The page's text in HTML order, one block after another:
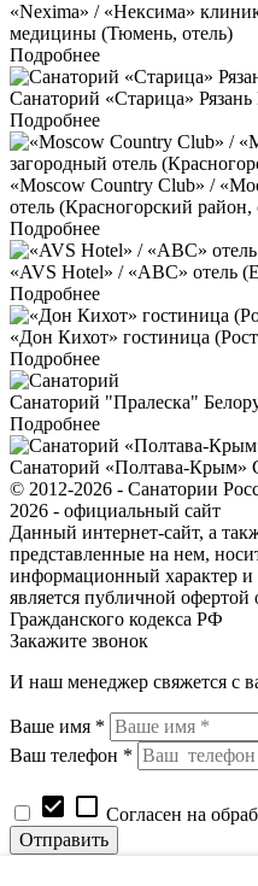
«Nexima» / «Нексима»
медицины (Тюмень, отель)
Подробнее
Санаторий «Старица» Рязань
Подробнее
«Moscow Country Club» /
отель (Красногорский район,
Подробнее
«AVS Hotel» / «АВС» отель
Подробнее
«Дон Кихот» гостиница
Подробнее
Санаторий "Пралеска"
Подробнее
Санаторий «Полтава-Крым»
© 2012-2026 - Санатории
2026 - официальный сайт
Данный интернет-сайт, а
представленные на нем,
информационный характер и
является публичной
Гражданского кодекса РФ
Закажите звонок
И наш менеджер свяжется с
Ваше имя *
Ваш телефон *
check_box check_box_outline_blank Согласен на